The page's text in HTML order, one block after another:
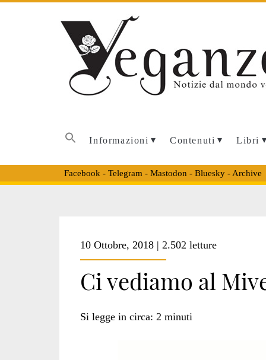
Informazioni Contenuti Libri
Facebook - Telegram - Mastodon - Bluesky- Archive
<span>il
veganismo
10 Ottobre, 2018 | 2.502 letture
Ci vediamo al
Si legge in circa: 2 minuti